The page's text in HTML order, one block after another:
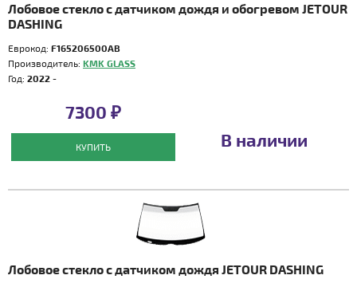
Лобовое стекло с датчиком дождя и обогревом JETOUR
DASHING
Еврокод: F165206500AB
Производитель: KMK GLASS
Год: 2022 -
7300 ₽
КУПИТЬ В наличии
Лобовое стекло с датчиком дождя JETOUR DASHING